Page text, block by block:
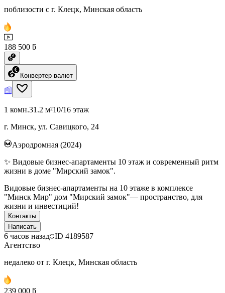
поблизости с г. Клецк, Минская область
188 500 ƃ
Конвертер валют
1 комн.31.2 м²10/16 этаж
г. Минск, ул. Савицкого, 24
Аэродромная (2024)
✨ Видовые бизнес-апартаменты 10 этаж и современный ритм
жизни в доме "Мирский замок".
Видовые бизнес-апартаменты на 10 этаже в комплексе
"Минск Мир" дом "Мирский замок"— пространство, для
жизни и инвестиций!
Контакты
Написать
6 часов назад ID 4189587
Агентство
недалеко от г. Клецк, Минская область
239 000 ƃ